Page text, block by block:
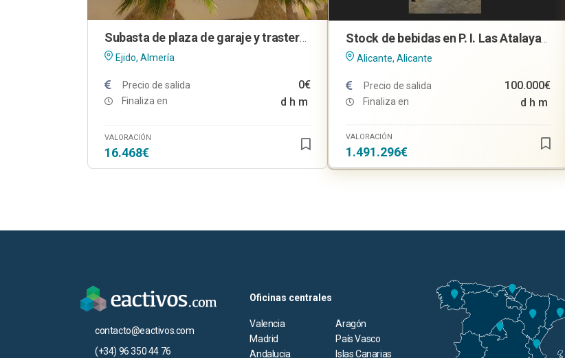
Subasta de plaza de garaje y trastero en El Ejido (Almería)
Ejido, Almería
Precio de salida 0€
Finaliza en d h m
VALORACIÓN
16.468€
Stock de bebidas en P. I. Las Atalayas, Alicante
Alicante, Alicante
Precio de salida 100.000€
Finaliza en d h m
VALORACIÓN
1.491.296€
contacto@eactivos.com
(+34) 96 350 44 76
Oficinas centrales
Valencia
Aragón
Madrid
País Vasco
Andalucia
Islas Canarias